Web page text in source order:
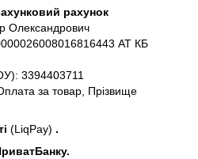
рахунок
Олександрович
АТ КБ
3394403711
за товар, Прізвище
(LiqPay) .